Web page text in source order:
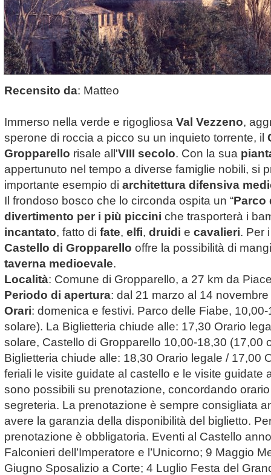
Recensito da: Matteo
Immerso nella verde e rigogliosa Val Vezzeno,
sperone di roccia a picco su un inquieto torrente, il
Gropparello risale all'VIII secolo. Con la sua
appertunuto nel tempo a diverse famiglie nobili, si
importante esempio di architettura difensiva
Il frondoso bosco che lo circonda ospita un “Parco
divertimento per i più piccini che trasporterà i
incantato, fatto di fate, elfi, druidi e cavalieri. Per
Castello di Gropparello offre la possibilità di
taverna medioevale.
Località: Comune di Gropparello, a 27 km da
Periodo di apertura: dal 21 marzo al 14 novembre
Orari: domenica e festivi. Parco delle Fiabe,
solare). La Biglietteria chiude alle: 17,30 Orario
solare, Castello di Gropparello 10,00-18,30 (17,00
Biglietteria chiude alle: 18,30 Orario legale / 17,00
feriali le visite guidate al castello e le visite guidate
sono possibili su prenotazione, concordando
segreteria. La prenotazione è sempre consigliata
avere la garanzia della disponibilità del biglietto.
prenotazione è obbligatoria. Eventi al Castello
Falconieri dell’Imperatore e l’Unicorno; 9 Maggio
Giugno Sposalizio a Corte; 4 Luglio Festa del